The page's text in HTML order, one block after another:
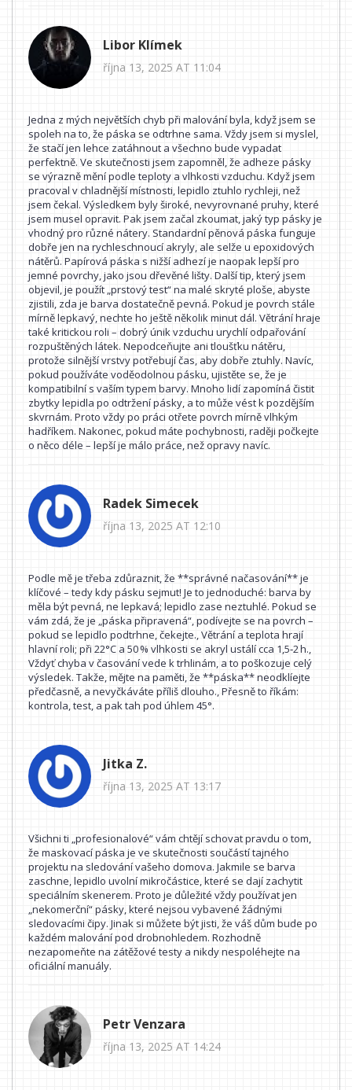
Libor Klímek
října 13, 2025 AT 11:04
Jedna z mých největších chyb při malování byla, když jsem se
spoleh na to, že páska se odtrhne sama. Vždy jsem si myslel,
že stačí jen lehce zatáhnout a všechno bude vypadat
perfektně. Ve skutečnosti jsem zapomněl, že adheze pásky
se výrazně mění podle teploty a vlhkosti vzduchu. Když jsem
pracoval v chladnější místnosti, lepidlo ztuhlo rychleji, než
jsem čekal. Výsledkem byly široké, nevyrovnané pruhy, které
jsem musel opravit. Pak jsem začal zkoumat, jaký typ pásky je
vhodný pro různé nátery. Standardní pěnová páska funguje
dobře jen na rychleschnoucí akryly, ale selže u epoxidových
nátěrů. Papírová páska s nižší adhezí je naopak lepší pro
jemné povrchy, jako jsou dřevěné lišty. Další tip, který jsem
objevil, je použít „prstový test“ na malé skryté ploše, abyste
zjistili, zda je barva dostatečně pevná. Pokud je povrch stále
mírně lepkavý, nechte ho ještě několik minut dál. Větrání hraje
také kritickou roli – dobrý únik vzduchu urychlí odpařování
rozpuštěných látek. Nepodceňujte ani tloušťku nátěru,
protože silnější vrstvy potřebují čas, aby dobře ztuhly. Navíc,
pokud používáte voděodolnou pásku, ujistěte se, že je
kompatibilní s vaším typem barvy. Mnoho lidí zapomíná čistit
zbytky lepidla po odtržení pásky, a to může vést k pozdějším
skvrnám. Proto vždy po práci otřete povrch mírně vlhkým
hadříkem. Nakonec, pokud máte pochybnosti, raději počkejte
o něco déle – lepší je málo práce, než opravy navíc.
Radek Simecek
října 13, 2025 AT 12:10
Podle mě je třeba zdůraznit, že **správné načasování** je
klíčové – tedy kdy pásku sejmut! Je to jednoduché: barva by
měla být pevná, ne lepkavá; lepidlo zase neztuhlé. Pokud se
vám zdá, že je „páska připravená“, podívejte se na povrch –
pokud se lepidlo podtrhne, čekejte., Větrání a teplota hrají
hlavní roli; při 22°C a 50 % vlhkosti se akryl ustálí cca 1,5‑2 h.,
Vždyť chyba v časování vede k trhlinám, a to poškozuje celý
výsledek. Takže, mějte na paměti, že **páska** neodklíejte
předčasně, a nevyčkáváte příliš dlouho., Přesně to říkám:
kontrola, test, a pak tah pod úhlem 45°.
Jitka Z.
října 13, 2025 AT 13:17
Všichni ti „profesionalové“ vám chtějí schovat pravdu o tom,
že maskovací páska je ve skutečnosti součástí tajného
projektu na sledování vašeho domova. Jakmile se barva
zaschne, lepidlo uvolní mikročástice, které se dají zachytit
speciálním skenerem. Proto je důležité vždy používat jen
„nekomerční“ pásky, které nejsou vybavené žádnými
sledovacími čipy. Jinak si můžete být jisti, že váš dům bude po
každém malování pod drobnohledem. Rozhodně
nezapomeňte na zátěžové testy a nikdy nespoléhejte na
oficiální manuály.
Petr Venzara
října 13, 2025 AT 14:24